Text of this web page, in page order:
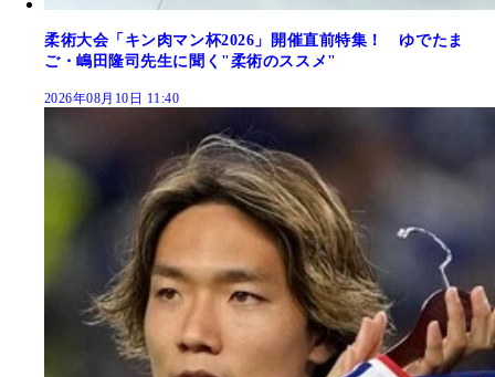
柔術大会「キン肉マン杯2026」開催直前特集！ ゆでたま
ご・嶋田隆司先生に聞く"柔術のススメ"
2026年08月10日 11:40